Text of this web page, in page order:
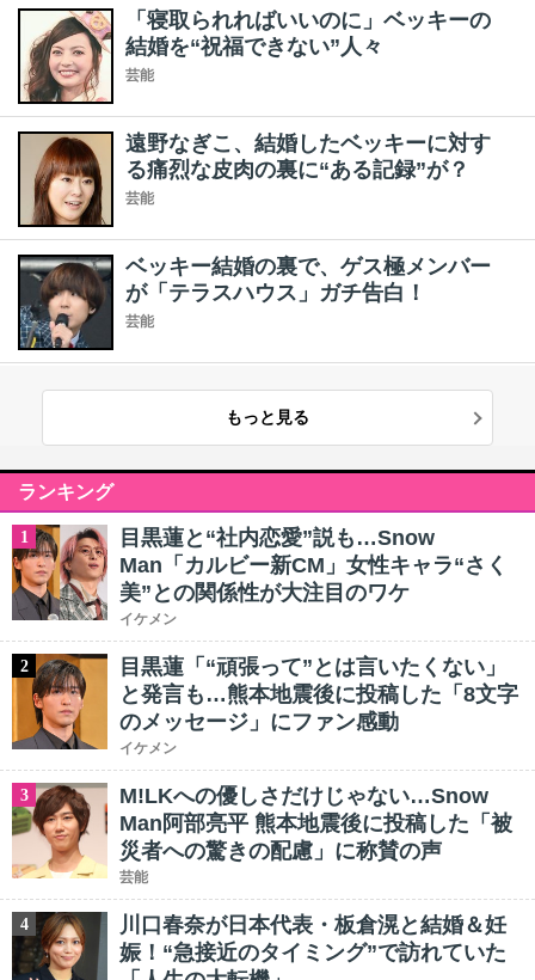
「寝取られればいいのに」ベッキーの
結婚を“祝福できない”人々
芸能
遠野なぎこ、結婚したベッキーに対す
る痛烈な皮肉の裏に“ある記録”が？
芸能
ベッキー結婚の裏で、ゲス極メンバー
が「テラスハウス」ガチ告白！
芸能
もっと見る
ランキング
1
目黒蓮と“社内恋愛”説も…Snow
Man「カルビー新CM」女性キャラ“さく
美”との関係性が大注目のワケ
イケメン
2
目黒蓮「“頑張って”とは言いたくない」
と発言も…熊本地震後に投稿した「8文字
のメッセージ」にファン感動
イケメン
3
M!LKへの優しさだけじゃない…Snow
Man阿部亮平 熊本地震後に投稿した「被
災者への驚きの配慮」に称賛の声
芸能
4
川口春奈が日本代表・板倉滉と結婚＆妊
娠！“急接近のタイミング”で訪れていた